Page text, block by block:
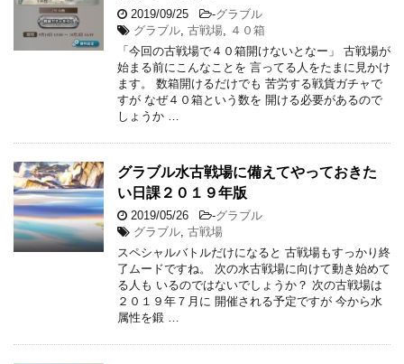
2019/09/25 -グラブル
グラブル 古戦場
４０箱
「今回の古戦場で４０箱開けないとなー」 古戦場が
始まる前にこんなことを 言ってる人をたまに見かけ
ます。 数箱開けるだけでも 苦労する戦貨ガチャで
すが なぜ４０箱という数を 開ける必要があるので
しょうか …
グラブル水古戦場に備えてやっておきた
い日課２０１９年版
2019/05/26 -グラブル
グラブル 古戦場
スペシャルバトルだけになると 古戦場もすっかり終
了ムードですね。 次の水古戦場に向けて動き始めて
る人も いるのではないでしょうか？ 次の古戦場は
２０１９年７月に 開催される予定ですが 今から水
属性を鍛 …